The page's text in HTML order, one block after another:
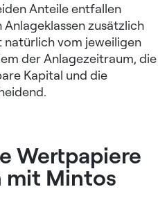
Anteile entfallen
zusätzlich
vom jeweiligen
der Anlagezeitraum, die
Kapital und die
Wertpapiere
mit Mintos